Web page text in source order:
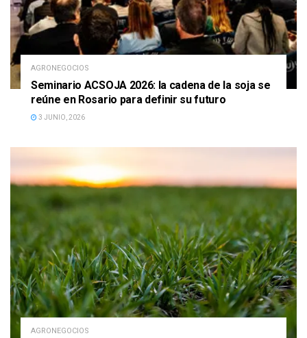
AGRONEGOCIOS
Seminario ACSOJA 2026: la cadena de la soja se
reúne en Rosario para definir su futuro
3 JUNIO, 2026
AGRONEGOCIOS